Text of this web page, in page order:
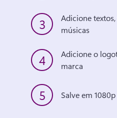
3
Adicione
4
Adicione o
5 Salve em